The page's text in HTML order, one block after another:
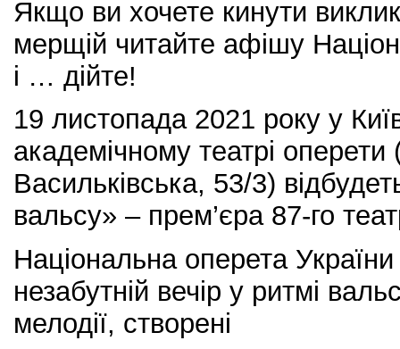
Якщо ви хочете кинути виклик
мерщій читайте афішу
і … дійте!
19 листопада 2021 року у
академічному театрі
Васильківська, 53/3)
вальсу» – прем’єра 87-го
Національна оперета
незабутній вечір у ритмі
мелодії, створені